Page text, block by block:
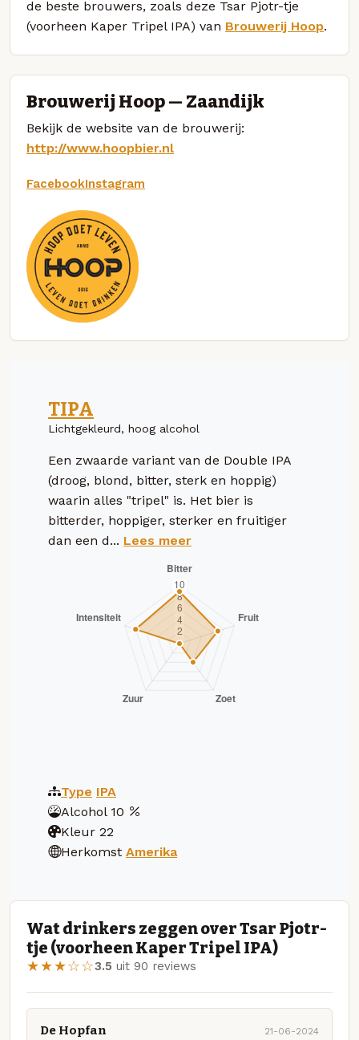
de beste brouwers, zoals deze Tsar Pjotr-tje
(voorheen Kaper Tripel IPA) van Brouwerij Hoop.
Brouwerij Hoop — Zaandijk
Bekijk de website van de brouwerij:
http://www.hoopbier.nl
FacebookInstagram
TIPA
Lichtgekleurd, hoog alcohol
Een zwaarde variant van de Double IPA
(droog, blond, bitter, sterk en hoppig)
waarin alles "tripel" is. Het bier is
bitterder, hoppiger, sterker en fruitiger
dan een d... Lees meer
Type IPA
Alcohol 10
Kleur 22
Herkomst Amerika
Wat drinkers zeggen over Tsar Pjotr-
tje (voorheen Kaper Tripel IPA)
★★★☆☆3.5 uit 90 reviews
De Hopfan 21-06-2024